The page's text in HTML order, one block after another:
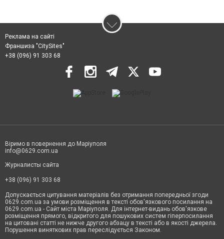
Реклама на сайті
Франшиза "CitySites"
+38 (096) 91 303 68
Віримо в повернення до Маріуполя
info@0629.com.ua
Журналисты сайта
+38 (096) 91 303 68
Допускається цитування матеріалів без отримання попередньої згоди
0629.com.ua за умови розміщення в тексті обов'язкового посилання на
0629.com.ua - Сайт міста Маріуполя. Для інтернет-видань обов'язкове
розміщення прямого, відкритого для пошукових систем гіперпосилання
на цитовані статті не нижче другого абзацу в тексті або в якості джерела.
Порушення виняткових прав переслідується Законом.